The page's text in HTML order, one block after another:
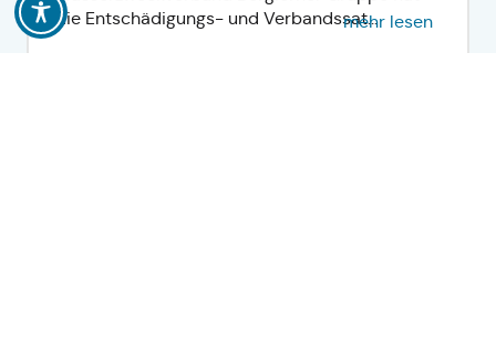
die Entschädigungs- und Verbandssat...mehr lesen